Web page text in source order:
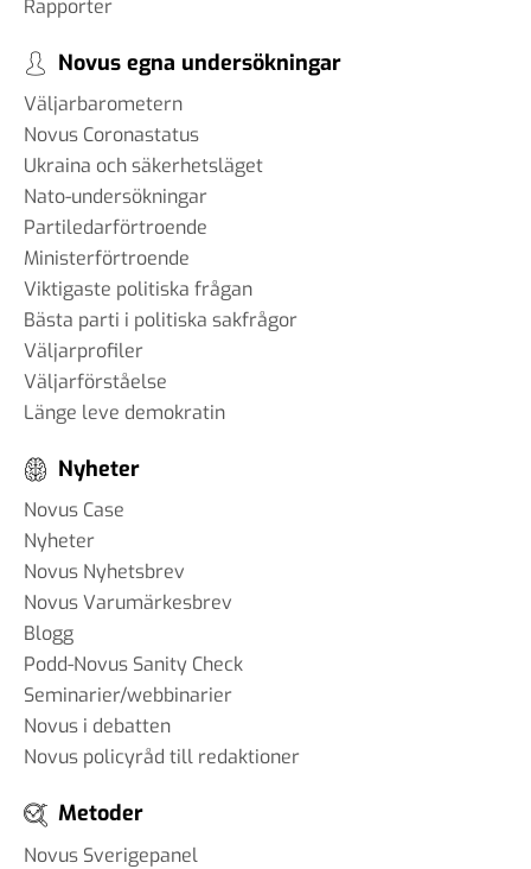
Rapporter
Novus egna undersökningar
Väljarbarometern
Novus Coronastatus
Ukraina och säkerhetsläget
Nato-undersökningar
Partiledarförtroende
Ministerförtroende
Viktigaste politiska frågan
Bästa parti i politiska sakfrågor
Väljarprofiler
Väljarförståelse
Länge leve demokratin
Nyheter
Novus Case
Nyheter
Novus Nyhetsbrev
Novus Varumärkesbrev
Blogg
Podd-Novus Sanity Check
Seminarier/webbinarier
Novus i debatten
Novus policyråd till redaktioner
Metoder
Novus Sverigepanel